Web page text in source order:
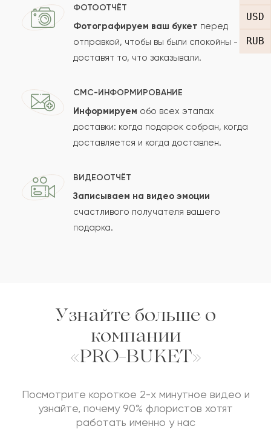
USD
RUB
Отзыв
Сколько будет
Отзыв будет опубликован после проверки.
Проверяем на спам.
ФОТООТЧЁТ
Фотографируем ваш букет перед
отправкой, чтобы вы были спокойны -
доставят то, что заказывали.
СМС-ИНФОРМИРОВАНИЕ
Информируем обо всех этапах
доставки: когда подарок собран, когда
доставляется и когда доставлен.
ВИДЕООТЧЁТ
Записываем на видео эмоции
счастливого получателя вашего
подарка.
Узнайте больше о
компании
«PRO-BUKET»
Посмотрите короткое 2-х минутное видео и
узнайте, почему 90% флористов хотят
работать именно у нас